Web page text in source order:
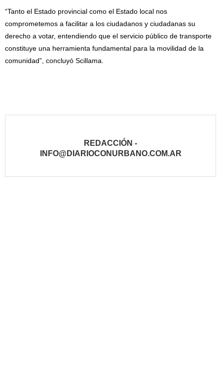
“Tanto el Estado provincial como el Estado local nos
comprometemos a facilitar a los ciudadanos y ciudadanas su
derecho a votar, entendiendo que el servicio público de transporte
constituye una herramienta fundamental para la movilidad de la
comunidad”, concluyó Scillama.
REDACCIÓN -
INFO@DIARIOCONURBANO.COM.AR